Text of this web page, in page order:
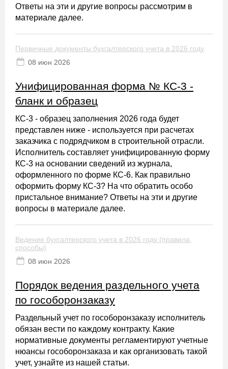
Ответы на эти и другие вопросы рассмотрим в
материале далее.
Первичные документы бухгалтерского учета в 2026 году
08 июн 2026
Унифицированная форма № КС-3 -
бланк и образец
КС-3 - образец заполнения 2026 года будет
представлен ниже - используется при расчетах
заказчика с подрядчиком в строительной отрасли.
Исполнитель составляет унифицированную форму
КС-3 на основании сведений из журнала,
оформленного по форме КС-6. Как правильно
оформить форму КС-3? На что обратить особо
пристальное внимание? Ответы на эти и другие
вопросы в материале далее.
Ведение бухгалтерского учета в 2026 году (правила,
способы)
08 июн 2026
Порядок ведения раздельного учета
по гособоронзаказу
Раздельный учет по гособоронзаказу исполнитель
обязан вести по каждому контракту. Какие
нормативные документы регламентируют учетные
нюансы гособоронзаказа и как организовать такой
учет, узнайте из нашей статьи.